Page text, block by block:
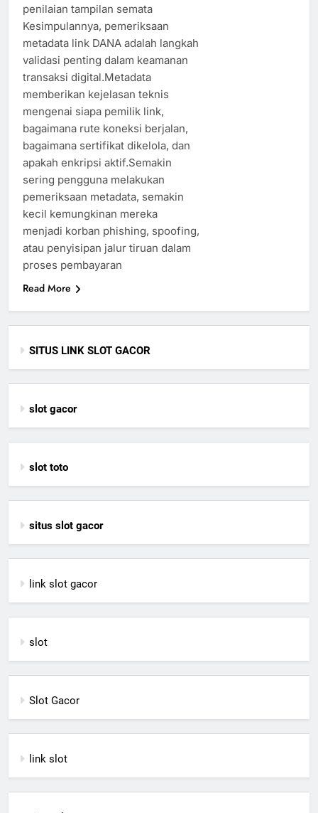
penilaian tampilan semata
Kesimpulannya, pemeriksaan
metadata link DANA adalah langkah
validasi penting dalam keamanan
transaksi digital.Metadata
memberikan kejelasan teknis
mengenai siapa pemilik link,
bagaimana rute koneksi berjalan,
bagaimana sertifikat dikelola, dan
apakah enkripsi aktif.Semakin
sering pengguna melakukan
pemeriksaan metadata, semakin
kecil kemungkinan mereka
menjadi korban phishing, spoofing,
atau penyisipan jalur tiruan dalam
proses pembayaran
Read More
SITUS LINK SLOT GACOR
slot gacor
slot toto
situs slot gacor
link slot gacor
slot
Slot Gacor
link slot